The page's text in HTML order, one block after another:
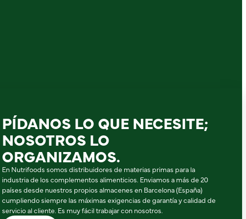
PÍDANOS LO QUE NECESITE;
NOSOTROS LO
ORGANIZAMOS.
En Nutrifoods somos distribuidores de materias primas para la
industria de los complementos alimenticios. Enviamos a más de 20
países desde nuestros propios almacenes en Barcelona (España)
cumpliendo siempre las máximas exigencias de garantía y calidad de
servicio al cliente. Es muy fácil trabajar con nosotros.